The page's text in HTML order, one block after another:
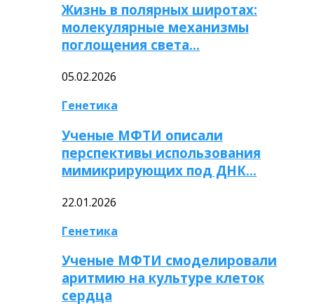
Жизнь в полярных широтах:
молекулярные механизмы
поглощения света…
05.02.2026
Генетика
Ученые МФТИ описали
перспективы использования
мимикрирующих под ДНК…
22.01.2026
Генетика
Ученые МФТИ смоделировали
аритмию на культуре клеток
сердца